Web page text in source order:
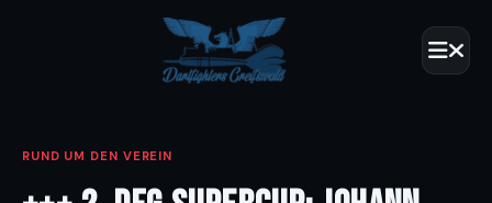
RUND UM DEN VEREIN